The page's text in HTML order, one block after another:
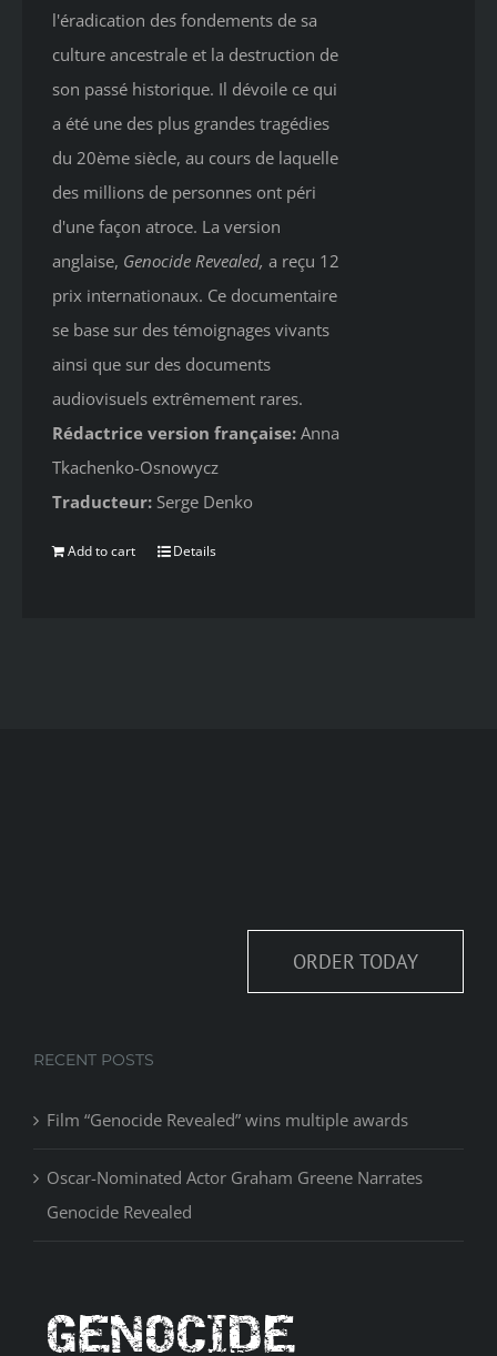
l'éradication des fondements de sa
culture ancestrale et la destruction de
son passé historique. Il dévoile ce qui
a été une des plus grandes tragédies
du 20ème siècle, au cours de laquelle
des millions de personnes ont péri
d'une façon atroce. La version
anglaise, Genocide Revealed, a reçu 12
prix internationaux. Ce documentaire
se base sur des témoignages vivants
ainsi que sur des documents
audiovisuels extrêmement rares.
Rédactrice version française: Anna
Tkachenko-Osnowycz
Traducteur: Serge Denko
Add to cart Details
ORDER TODAY
RECENT POSTS
Film “Genocide Revealed” wins multiple awards
Oscar-Nominated Actor Graham Greene Narrates
Genocide Revealed